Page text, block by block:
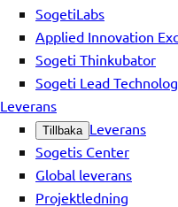
SogetiLabs
Applied Innovation
Sogeti Thinkubator
Sogeti Lead
Leverans
Tillbaka Leverans
Sogetis Center
Global leverans
Projektledning